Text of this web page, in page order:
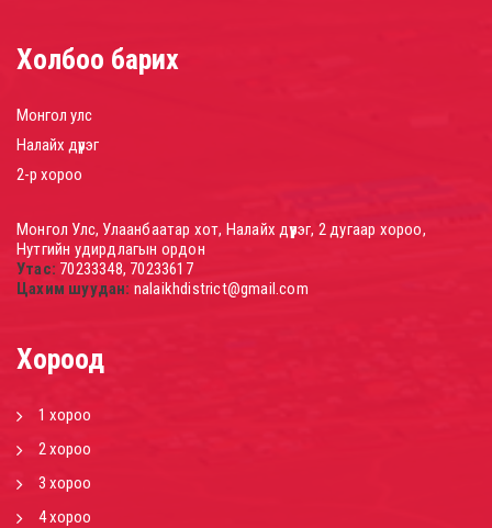
Холбоо барих
Монгол улс
Налайх дүүрэг
2-р хороо
Монгол Улс, Улаанбаатар хот, Налайх дүүрэг, 2 дугаар хороо,
Нутгийн удирдлагын ордон
Утас: 70233348, 70233617
Цахим шуудан: nalaikhdistrict@gmail.com
Хороод
1 хороо
2 хороо
3 хороо
4 хороо